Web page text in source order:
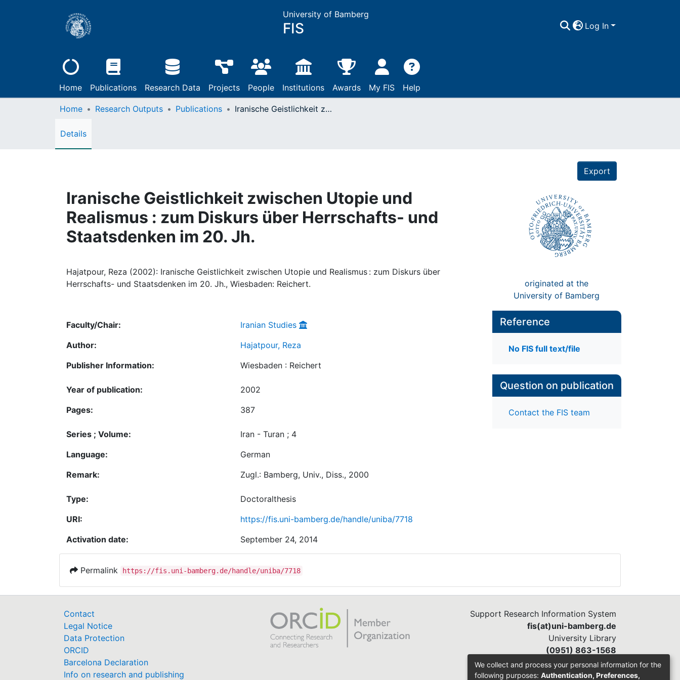
University of Bamberg
FIS Log In
Home Publications Research Data Projects People Institutions Awards My FIS Help
Home Research Outputs Publications Iranische Geistlichkeit zwischen Utopie und Realismus : zum Diskurs über Herrschafts- und Staatsdenken im 20. Jh.
Details
Export
Iranische Geistlichkeit zwischen Utopie und
Realismus : zum Diskurs über Herrschafts- und
Staatsdenken im 20. Jh.
Hajatpour, Reza (2002): Iranische Geistlichkeit zwischen Utopie und Realismus : zum Diskurs über
Herrschafts- und Staatsdenken im 20. Jh., Wiesbaden: Reichert.
originated at the
University of Bamberg
Faculty/Chair:
Iranian Studies
Author:
Hajatpour, Reza
Publisher Information:
Wiesbaden : Reichert
Year of publication:
2002
Pages:
387
Series ; Volume:
Iran - Turan ; 4
Language:
German
Remark:
Zugl.: Bamberg, Univ., Diss., 2000
Type:
Doctoralthesis
URI:
https://fis.uni-bamberg.de/handle/uniba/7718
Activation date:
September 24, 2014
Reference
No FIS full text/file
Question on publication
Contact the FIS team
Permalink https://fis.uni-bamberg.de/handle/uniba/7718
Contact
Legal Notice
Data Protection
ORCID
Barcelona Declaration
Info on research and publishing
Support Research Information System
fis(at)uni-bamberg.de
University Library
(0951) 863-1568
We collect and process your personal information for the
following purposes: Authentication, Preferences,